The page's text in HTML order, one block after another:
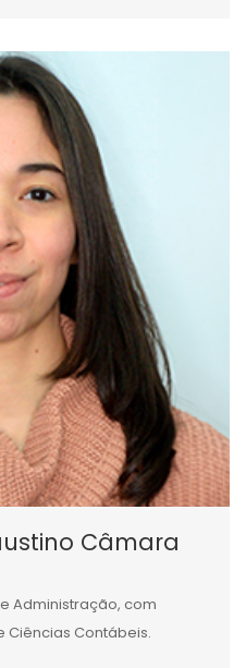
Câmara
Administração, com
Ciências Contábeis.